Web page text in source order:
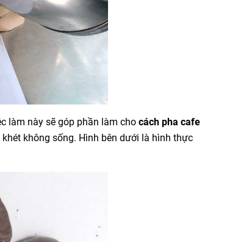
làm này sẽ góp phần làm cho cách pha cafe
không sống. Hình bên dưới là hình thực